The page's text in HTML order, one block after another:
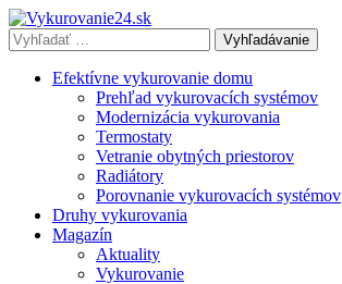
Vyhľadávať
výraz:
Efektívne vykurovanie domu
Prehľad vykurovacích systémov
Modernizácia vykurovania
Termostaty
Vetranie obytných priestorov
Radiátory
Porovnanie vykurovacích systémov
Druhy vykurovania
Magazín
Aktuality
Vykurovanie